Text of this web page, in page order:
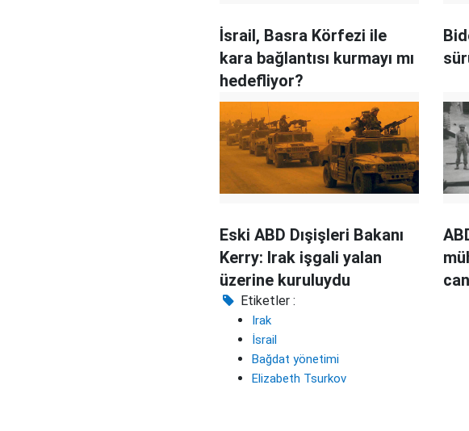
İsrail, Basra Körfezi ile
kara bağlantısı kurmayı mı
hedefliyor?
Eski ABD Dışişleri Bakanı
Kerry: Irak işgali yalan
üzerine kuruluydu
Etiketler :
Irak
İsrail
Bağdat yönetimi
Elizabeth Tsurkov